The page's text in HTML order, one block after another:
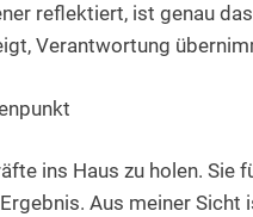
reflektiert, ist genau
Verantwortung
ins Haus zu holen. Sie
Aus meiner Sicht